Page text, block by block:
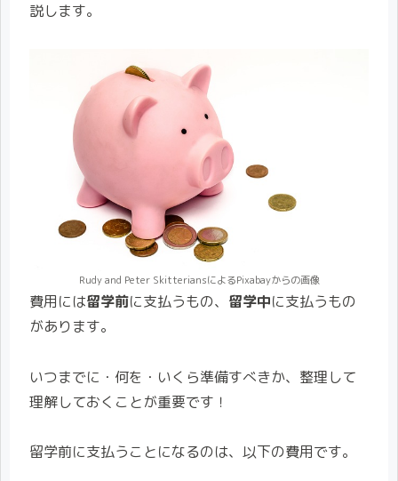
説します。
Rudy and Peter SkitteriansによるPixabayからの画像
費用には留学前に支払うもの、 留学中に支払うもの
があります。
いつまでに・何を・いくら準備すべきか、整理して
理解しておくことが重要です！
留学前に支払うことになるのは、以下の費用です。